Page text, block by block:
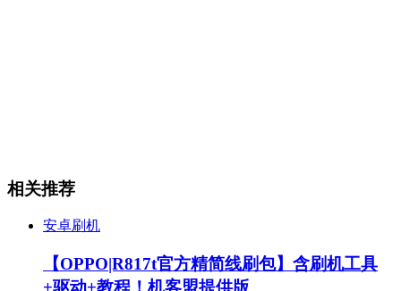
相关推荐
安卓刷机
【OPPO|R817t官方精简线刷包】含刷机工具
+驱动+教程！机客盟提供版